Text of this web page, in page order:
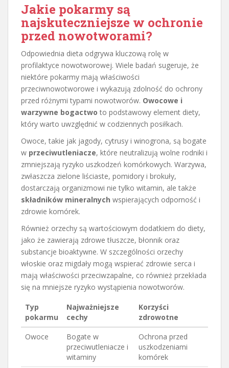
Jakie pokarmy są
najskuteczniejsze w ochronie
przed nowotworami?
Odpowiednia dieta odgrywa kluczową rolę w
profilaktyce nowotworowej. Wiele badań sugeruje, że
niektóre pokarmy mają właściwości
przeciwnowotworowe i wykazują zdolność do ochrony
przed różnymi typami nowotworów. Owocowe i
warzywne bogactwo to podstawowy element diety,
który warto uwzględnić w codziennych posiłkach.
Owoce, takie jak jagody, cytrusy i winogrona, są bogate
w przeciwutleniacze, które neutralizują wolne rodniki i
zmniejszają ryzyko uszkodzeń komórkowych. Warzywa,
zwłaszcza zielone liściaste, pomidory i brokuły,
dostarczają organizmowi nie tylko witamin, ale także
składników mineralnych wspierających odporność i
zdrowie komórek.
Również orzechy są wartościowym dodatkiem do diety,
jako że zawierają zdrowe tłuszcze, błonnik oraz
substancje bioaktywne. W szczególności orzechy
włoskie oraz migdały mogą wspierać zdrowie serca i
mają właściwości przeciwzapalne, co również przekłada
się na mniejsze ryzyko wystąpienia nowotworów.
Typ
pokarmu
Najważniejsze
cechy
Korzyści
zdrowotne
Owoce
Bogate w
przeciwutleniacze i
witaminy
Ochrona przed
uszkodzeniami
komórek